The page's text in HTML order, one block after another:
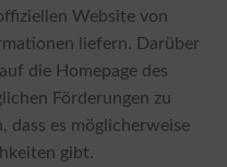
Website von
liefern. Darüber
die Homepage des
Förderungen zu
dass es möglicherweise
gibt.